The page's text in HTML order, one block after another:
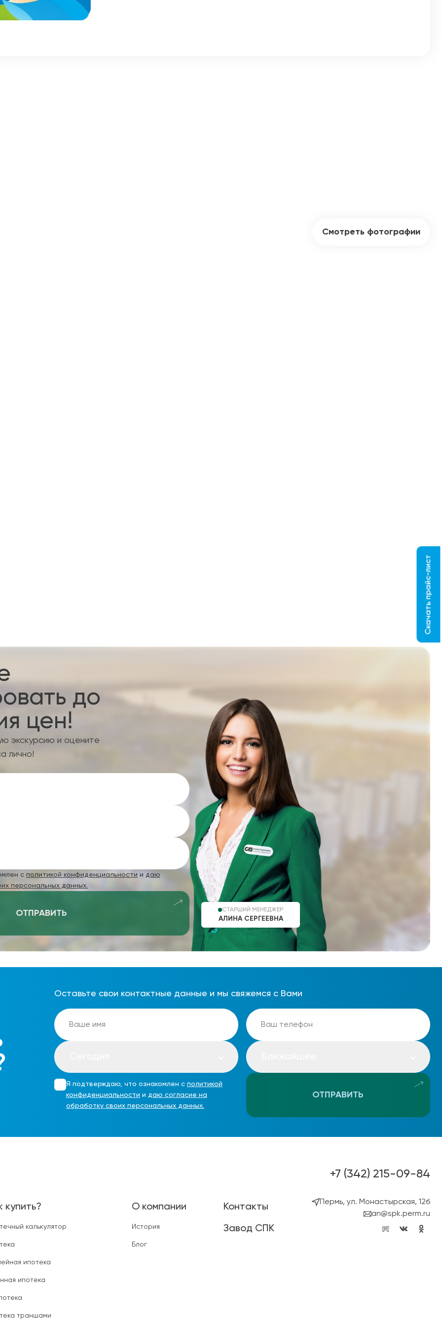
Смотреть фотографии
до
цен!
экскурсию и оцените
лично!
с политикой конфиденциальности и даю
персональных данных.
ОТПРАВИТЬ СТАРШИЙ МЕНЕДЖЕР
АЛИНА СЕРГЕЕВНА
Оставьте свои контактные данные и мы свяжемся с Вами
Я подтверждаю, что ознакомлен с политикой
конфиденциальности и даю согласие на
обработку своих персональных данных.
ОТПРАВИТЬ
+7 (342) 215-09-84
купить?
калькулятор
ипотека
ипотека
траншами
О компании
История
Блог
Контакты
Завод СПК
Пермь, ул. Монастырская, 12б
an@spk.perm.ru
Скачать прайс-лист